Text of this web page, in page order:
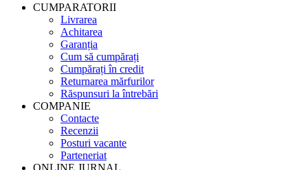
CUMPARATORII
Livrarea
Achitarea
Garanția
Cum să cumpărați
Cumpărați în credit
Returnarea mărfurilor
Răspunsuri la întrebări
COMPANIE
Contacte
Recenzii
Posturi vacante
Parteneriat
ONLINE JURNAL